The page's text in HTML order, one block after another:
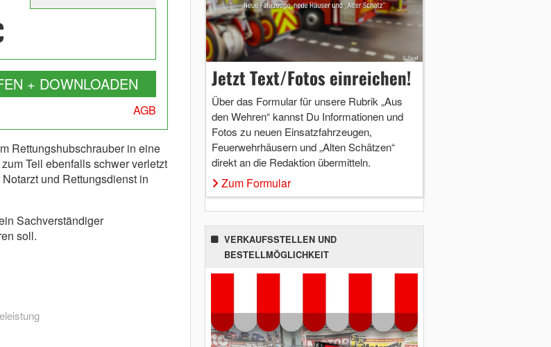
+ DOWNLOADEN
AGB
Rettungshubschrauber in eine
Teil ebenfalls schwer verletzt
und Rettungsdienst in
Sachverständiger
soll.
Jetzt Text/Fotos einreichen!
Über das Formular für unsere Rubrik „Aus
den Wehren“ kannst Du Informationen und
Fotos zu neuen Einsatzfahrzeugen,
Feuerwehrhäusern und „Alten Schätzen“
direkt an die Redaktion übermitteln.
Zum Formular
VERKAUFSSTELLEN UND
BESTELLMÖGLICHKEIT